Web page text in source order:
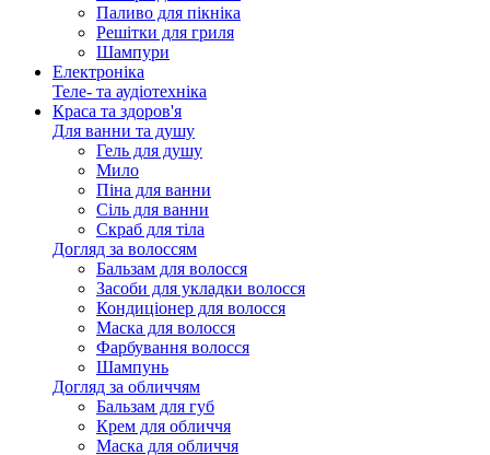
Паливо для пікніка
Решітки для гриля
Шампури
Електроніка
Теле- та аудіотехніка
Краса та здоров'я
Для ванни та душу
Гель для душу
Мило
Піна для ванни
Сіль для ванни
Скраб для тіла
Догляд за волоссям
Бальзам для волосся
Засоби для укладки волосся
Кондиціонер для волосся
Маска для волосся
Фарбування волосся
Шампунь
Догляд за обличчям
Бальзам для губ
Крем для обличчя
Маска для обличчя